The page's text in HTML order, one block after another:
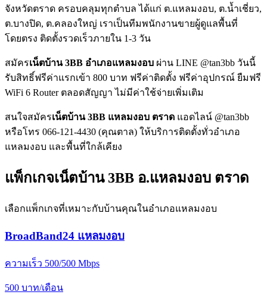
จังหวัดตราด ครอบคลุมทุกตำบล ได้แก่ ต.แหลมงอบ, ต.น้ำเชี่ยว,
ต.บางปิด, ต.คลองใหญ่ เราเป็นทีมพนักงานขายผู้ดูแลพื้นที่
โดยตรง ติดตั้งรวดเร็วภายใน 1-3 วัน
สมัครเน็ตบ้าน 3BB อำเภอแหลมงอบ ผ่าน LINE @tan3bb วันนี้
รับสิทธิ์ฟรีค่าแรกเข้า 800 บาท ฟรีค่าติดตั้ง ฟรีค่าอุปกรณ์ ยืมฟรี
WiFi 6 Router ตลอดสัญญา ไม่มีค่าใช้จ่ายเพิ่มเติม
สนใจสมัครเน็ตบ้าน 3BB แหลมงอบ ตราด แอดไลน์ @tan3bb
หรือโทร 066-121-4430 (คุณตาล) ให้บริการติดตั้งทั่วอำเภอ
แหลมงอบ และพื้นที่ใกล้เคียง
แพ็กเกจเน็ตบ้าน 3BB อ.แหลมงอบ ตราด
เลือกแพ็กเกจที่เหมาะกับบ้านคุณในอำเภอแหลมงอบ
BroadBand24 แหลมงอบ
ความเร็ว 500/500 Mbps
500 บาท/เดือน